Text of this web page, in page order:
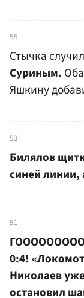
55'
Стычка
Суриным.
Яшкину
53'
Билялов
синей линии,
51'
0:4!
Николаев
остановил